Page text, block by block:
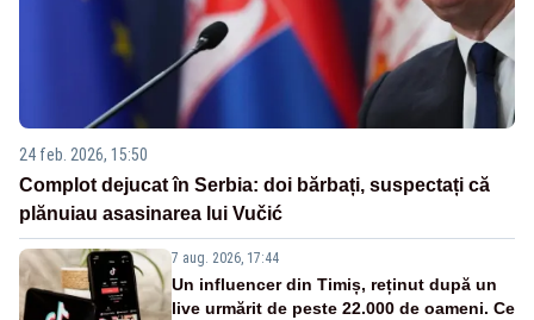
24 feb. 2026, 15:50
Complot dejucat în Serbia: doi bărbați, suspectați că
plănuiau asasinarea lui Vučić
7 aug. 2026, 17:44
Un influencer din Timiș, reținut după un
live urmărit de peste 22.000 de oameni. Ce